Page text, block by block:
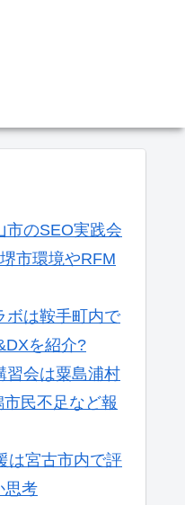
市のSEO実践会
市環境やRFM
ボは鞍手町内で
を紹介?
習会は粟島浦村
民不足など報
は宮古市内で評
思考